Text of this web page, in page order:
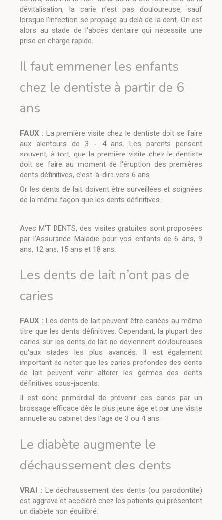
dévitalisation, la carie n'est pas douloureuse, sauf
lorsque l'infection se propage au delà de la dent. On est
alors au stade de l'abcès dentaire qui nécessite une
prise en charge rapide.
Il faut emmener les enfants
chez le dentiste à partir de 6
ans
FAUX : La première visite chez le dentiste doit se faire
aux alentours de 3 - 4 ans. Les parents pensent
souvent, à tort, que la première visite chez le dentiste
doit se faire au moment de l'éruption des premières
dents définitives, c’est-à-dire vers 6 ans.
Or les dents de lait doivent être surveillées et soignées
de la même façon que les dents définitives.
Avec M'T DENTS, des visites gratuites sont proposées
par l’Assurance Maladie pour vos enfants de 6 ans, 9
ans, 12 ans, 15 ans et 18 ans.
Les dents de lait n’ont pas de
caries
FAUX : Les dents de lait peuvent être cariées au même
titre que les dents définitives. Cependant, la plupart des
caries sur les dents de lait ne deviennent douloureuses
qu'aux stades les plus avancés. Il est également
important de noter que les caries profondes des dents
de lait peuvent venir altérer les germes des dents
définitives sous-jacents.
Il est donc primordial de prévenir ces caries par un
brossage efficace dès le plus jeune âge et par une visite
annuelle au cabinet dès l'âge de 3 ou 4 ans.
Le diabète augmente le
déchaussement des dents
VRAI :Le déchaussement des dents (ou parodontite)
est aggravé et accéléré chez les patients qui présentent
un diabète non équilibré.